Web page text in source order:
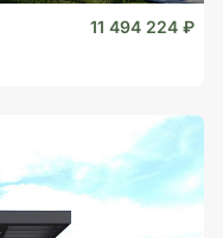
11 494 224 ₽